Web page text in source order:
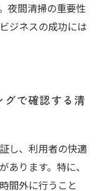
夜間清掃の重要性
ジネスの成功には
グで確認する清
し、利用者の快適
あります。特に、
間外に行うこと